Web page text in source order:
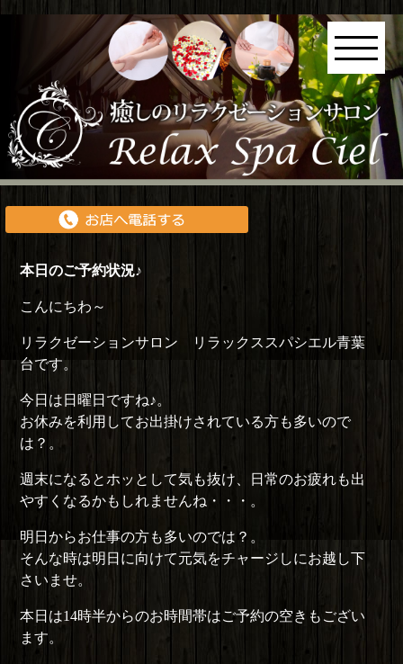
本日のご予約状況♪
こんにちわ～
リラクゼーションサロン リラックススパシエル青葉
台です。
今日は日曜日ですね♪。
お休みを利用してお出掛けされている方も多いので
は？。
週末になるとホッとして気も抜け、日常のお疲れも出
やすくなるかもしれませんね・・・。
明日からお仕事の方も多いのでは？。
そんな時は明日に向けて元気をチャージしにお越し下
さいませ。
本日は14時半からのお時間帯はご予約の空きもござい
ます。